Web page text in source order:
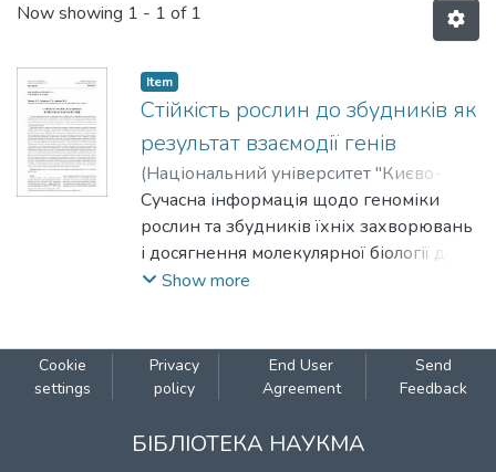
Now showing 1 - 1 of 1
Item
Стійкість рослин до збудників як
результат взаємодії генів
(Національний університет "Києво-
Могилянська академія",2024)Павлюк,
Дарина;Терновська,Тамара;Антонюк,
Максим
Сучасна інформація щодо геноміки
рослин та збудників їхніх захворювань
і досягнення молекулярної біології дали
змогу констатувати участь продуктів
збираються для реалізації певної
ознаки фенотипу. Ознака стійкість/
біотичного чинника цікава ще й тим,
Show more
Cookie
settings
Privacy
policy
End User
Agreement
Send
Feedback
БІБЛІОТЕКА НАУКМА